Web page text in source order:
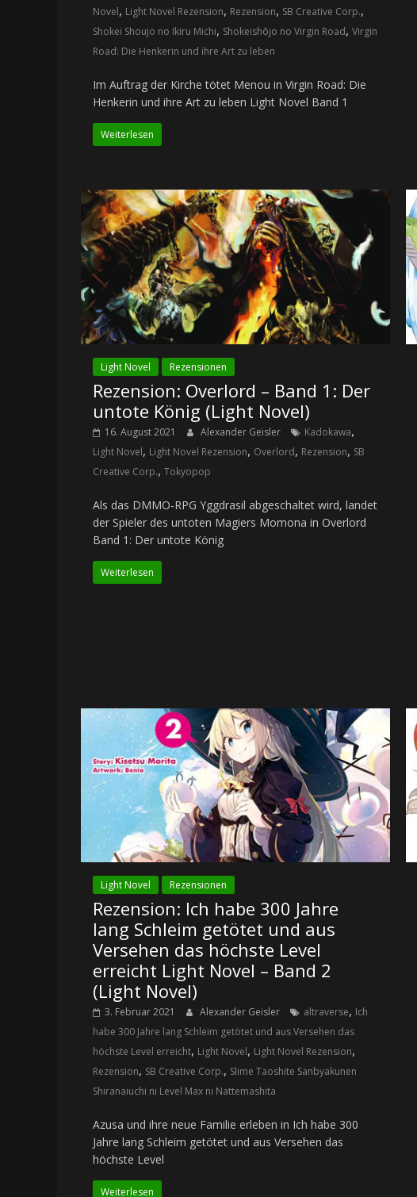
Novel, Light Novel Rezension, Rezension, SB Creative Corp.,
Shokei Shoujo no Ikiru Michi, Shokeishōjo no Virgin Road, Virgin
Road: Die Henkerin und ihre Art zu leben
Im Auftrag der Kirche tötet Menou in Virgin Road: Die
Henkerin und ihre Art zu leben Light Novel Band 1
Weiterlesen
Light Novel Rezensionen
Rezension: Overlord – Band 1: Der
untote König (Light Novel)
16. August 2021 Alexander Geisler Kadokawa,
Light Novel, Light Novel Rezension, Overlord, Rezension, SB
Creative Corp., Tokyopop
Als das DMMO-RPG Yggdrasil abgeschaltet wird, landet
der Spieler des untoten Magiers Momona in Overlord
Band 1: Der untote König
Weiterlesen
Light Novel Rezensionen
Rezension: Ich habe 300 Jahre
lang Schleim getötet und aus
Versehen das höchste Level
erreicht Light Novel – Band 2
(Light Novel)
3. Februar 2021 Alexander Geisler altraverse, Ich
habe 300 Jahre lang Schleim getötet und aus Versehen das
höchste Level erreicht, Light Novel, Light Novel Rezension,
Rezension, SB Creative Corp., Slime Taoshite Sanbyakunen
Shiranaiuchi ni Level Max ni Nattemashita
Azusa und ihre neue Familie erleben in Ich habe 300
Jahre lang Schleim getötet und aus Versehen das
höchste Level
Weiterlesen